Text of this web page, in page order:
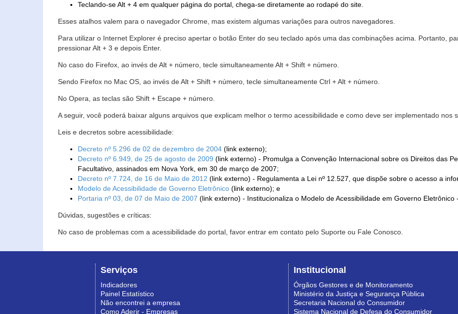
Teclando-se Alt + 4 em qualquer página do portal, chega-se diretamente ao rodapé do site.
Esses atalhos valem para o navegador Chrome, mas existem algumas variações para outros navegadores.
Para utilizar o Internet Explorer é preciso apertar o botão Enter do seu teclado após uma das combinações acima. Portanto,
pressionar Alt + 3 e depois Enter.
No caso do Firefox, ao invés de Alt + número, tecle simultaneamente Alt + Shift + número.
Sendo Firefox no Mac OS, ao invés de Alt + Shift + número, tecle simultaneamente Ctrl + Alt + número.
No Opera, as teclas são Shift + Escape + número.
A seguir, você poderá baixar alguns arquivos que explicam melhor o termo acessibilidade e como deve ser implementado nos
Leis e decretos sobre acessibilidade:
Decreto nº 5.296 de 02 de dezembro de 2004 (link externo);
Decreto nº 6.949, de 25 de agosto de 2009 (link externo) - Promulga a Convenção Internacional sobre os Direitos das
Facultativo, assinados em Nova York, em 30 de março de 2007;
Decreto nº 7.724, de 16 de Maio de 2012 (link externo) - Regulamenta a Lei nº 12.527, que dispõe sobre o acesso a
Modelo de Acessibilidade de Governo Eletrônico (link externo); e
Portaria nº 03, de 07 de Maio de 2007 (link externo) - Institucionaliza o Modelo de Acessibilidade em Governo Eletrônico
Dúvidas, sugestões e críticas:
No caso de problemas com a acessibilidade do portal, favor entrar em contato pelo Suporte ou Fale Conosco.
Serviços
Indicadores
Painel Estatístico
Não encontrei a empresa
Como Aderir - Empresas
Institucional
Órgãos Gestores e de Monitoramento
Ministério da Justiça e Segurança Pública
Secretaria Nacional do Consumidor
Sistema Nacional de Defesa do Consumidor